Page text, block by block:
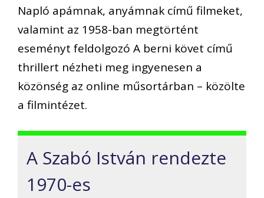
Napló apámnak, anyámnak című filmeket,
valamint az 1958-ban megtörtént
eseményt feldolgozó A berni követ című
thrillert nézheti meg ingyenesen a
közönség az online műsortárban – közölte
a filmintézet.
A Szabó István rendezte
1970-es